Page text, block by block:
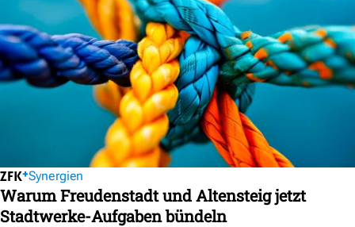
Synergien
Warum Freudenstadt und Altensteig jetzt
Stadtwerke-Aufgaben bündeln